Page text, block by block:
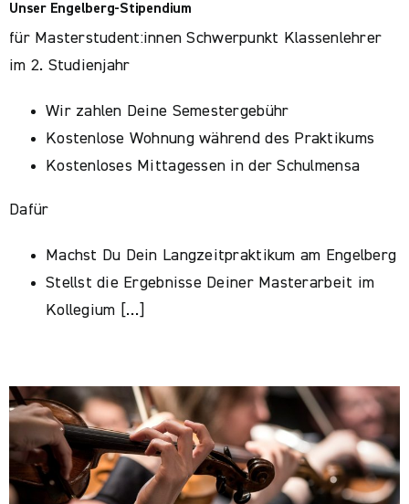
Unser Engelberg-Stipendium
für Masterstudent:innen Schwerpunkt Klassenlehrer
im 2. Studienjahr
Wir zahlen Deine Semestergebühr
Kostenlose Wohnung während des Praktikums
Kostenloses Mittagessen in der Schulmensa
Dafür
Machst Du Dein Langzeitpraktikum am Engelberg
Stellst die Ergebnisse Deiner Masterarbeit im
Kollegium […]